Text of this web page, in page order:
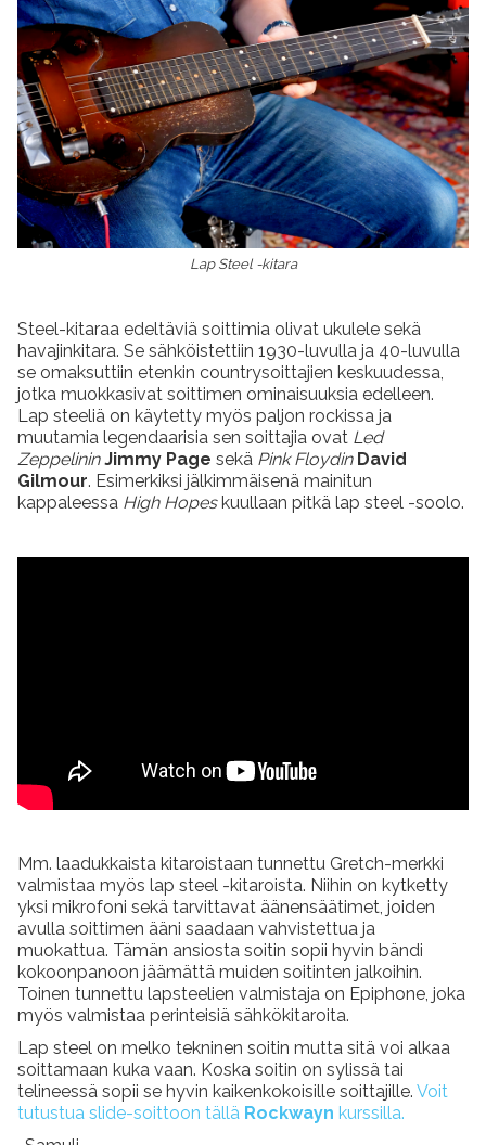
Lap Steel -kitara
Steel-kitaraa edeltäviä soittimia olivat ukulele sekä
havajinkitara. Se sähköistettiin 1930-luvulla ja 40-luvulla
se omaksuttiin etenkin countrysoittajien keskuudessa,
jotka muokkasivat soittimen ominaisuuksia edelleen.
Lap steeliä on käytetty myös paljon rockissa ja
muutamia legendaarisia sen soittajia ovat Led
Zeppelinin Jimmy Page sekä Pink Floydin David
Gilmour. Esimerkiksi jälkimmäisenä mainitun
kappaleessa High Hopeskuullaan pitkä lap steel -soolo.
Mm. laadukkaista kitaroistaan tunnettu Gretch-merkki
valmistaa myös lap steel -kitaroista. Niihin on kytketty
yksi mikrofoni sekä tarvittavat äänensäätimet, joiden
avulla soittimen ääni saadaan vahvistettua ja
muokattua. Tämän ansiosta soitin sopii hyvin bändi
kokoonpanoon jäämättä muiden soitinten jalkoihin.
Toinen tunnettu lapsteelien valmistaja on Epiphone, joka
myös valmistaa perinteisiä sähkökitaroita.
Lap steel on melko tekninen soitin mutta sitä voi alkaa
soittamaan kuka vaan. Koska soitin on sylissä tai
telineessä sopii se hyvin kaikenkokoisille soittajille. Voit
tutustua slide-soittoon tällä Rockwayn kurssilla.